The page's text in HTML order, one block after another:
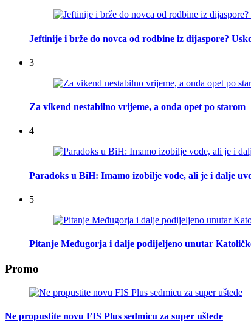
Jeftinije i brže do novca od rodbine iz dijaspore?
3
Za vikend nestabilno vrijeme, a onda opet po starom
4
Paradoks u BiH: Imamo izobilje vode, ali je i dalje
5
Pitanje Međugorja i dalje podijeljeno unutar
Promo
Ne propustite novu FIS Plus sedmicu za super uštede